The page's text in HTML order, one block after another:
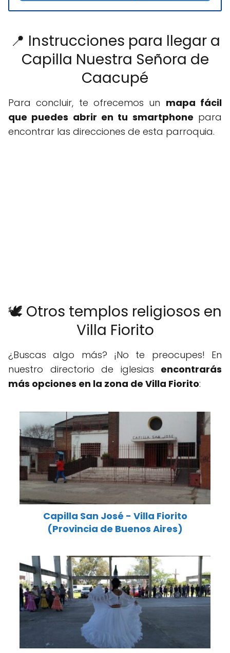
📍 Instrucciones para llegar a
Capilla Nuestra Señora de
Caacupé
Para concluir, te ofrecemos un mapa fácil
que puedes abrir en tu smartphone para
encontrar las direcciones de esta parroquia.
🕊️ Otros templos religiosos en
Villa Fiorito
¿Buscas algo más? ¡No te preocupes! En
nuestro directorio de iglesias encontrarás
más opciones en la zona de Villa Fiorito:
Capilla San José - Villa Fiorito
(Provincia de Buenos Aires)